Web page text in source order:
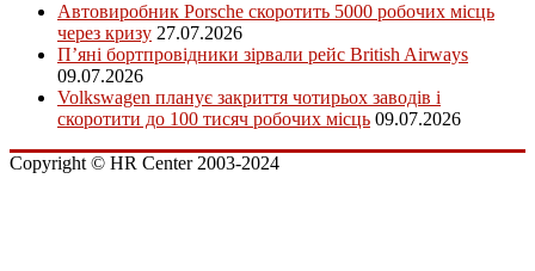
Автовиробник Porsche скоротить 5000 робочих місць
через кризу 27.07.2026
П’яні бортпровідники зірвали рейс British Airways
09.07.2026
Volkswagen планує закриття чотирьох заводів і
скоротити до 100 тисяч робочих місць 09.07.2026
Copyright © HR Center 2003-2024